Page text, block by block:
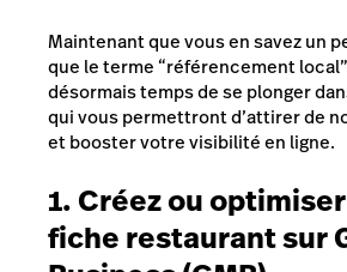
Maintenant que vous en savez un
que le terme “référencement
désormais temps de se plonger
qui vous permettront d’attirer de
et booster votre visibilité en ligne.
1. Créez ou
fiche restaurant sur